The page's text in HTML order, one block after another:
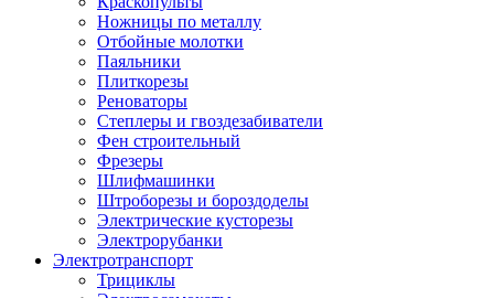
Ножницы по металлу
Отбойные молотки
Паяльники
Плиткорезы
Реноваторы
Степлеры и гвоздезабиватели
Фен строительный
Фрезеры
Шлифмашинки
Штроборезы и бороздоделы
Электрические кусторезы
Электрорубанки
Электротранспорт
Трициклы